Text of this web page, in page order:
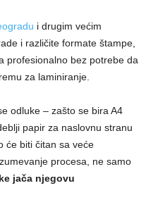
i drugim većim
i različite formate štampe,
profesionalno bez potrebe da
za laminiranje.
odluke – zašto se bira A4
papir za naslovnu stranu
će biti čitan sa veće
procesa, ne samo
jača njegovu